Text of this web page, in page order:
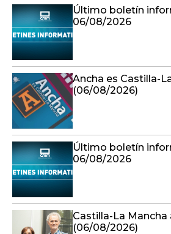
Último boletín
06/08/2026
Ancha es Castilla-
(06/08/2026)
Último boletín
06/08/2026
Castilla-La Mancha
(06/08/2026)